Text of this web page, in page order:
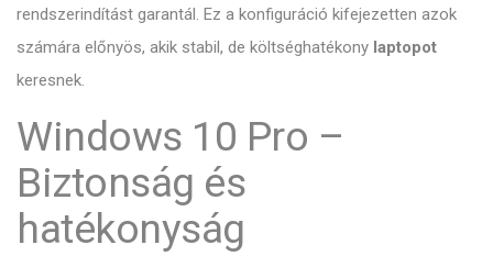
rendszerindítást garantál. Ez a konfiguráció kifejezetten azok
számára előnyös, akik stabil, de költséghatékony laptopot
keresnek.
Windows 10 Pro –
Biztonság és
hatékonyság